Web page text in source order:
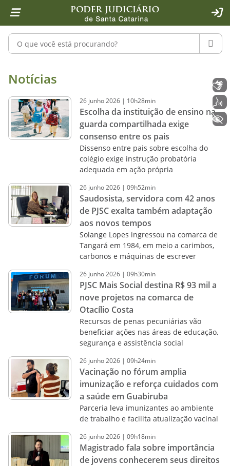
1 Ir para o conteúdo
2 Ir para a ferramenta de acessibilidade - Rybená
4 Ir para o menu principal
5 Ir para a pesquisa
6 Ir para o rodapé
7 Ir para a página inicial
Pesquisar no portal
Notícias - Imprensa - Poder
Notícias
26 junho2026 | 10h28min
Escolha da instituição de ensino na
guarda compartilhada exige
consenso entre os pais
Dissenso entre pais sobre escolha do
colégio exige instrução probatória
adequada em ação própria
26 junho2026 | 09h52min
Saudosista, servidora com 42 anos
de PJSC exalta também adaptação
aos novos tempos
Solange Lopes ingressou na comarca de
Tangará em 1984, em meio a carimbos,
carbonos e máquinas de escrever
26 junho2026 | 09h30min
PJSC Mais Social destina R$ 93 mil a
nove projetos na comarca de
Otacílio Costa
Recursos de penas pecuniárias vão
beneficiar ações nas áreas de educação,
segurança e assistência social
26 junho2026 | 09h24min
Vacinação no fórum amplia
imunização e reforça cuidados com
a saúde em Guabiruba
Parceria leva imunizantes ao ambiente
de trabalho e facilita atualização vacinal
26 junho2026 | 09h18min
Magistrado fala sobre importância
de jovens conhecerem seus direitos
+ Acessibilidade